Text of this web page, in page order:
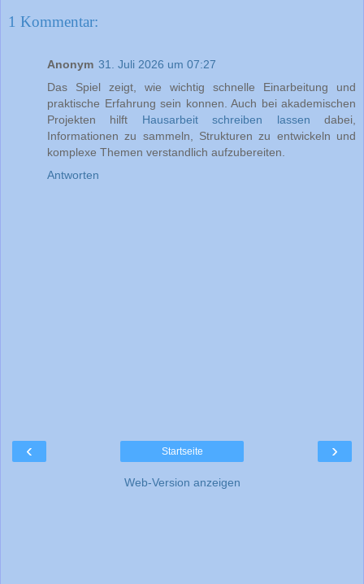
1 Kommentar:
Anonym 31. Juli 2026 um 07:27
Das Spiel zeigt, wie wichtig schnelle Einarbeitung und
praktische Erfahrung sein konnen. Auch bei akademischen
Projekten hilft Hausarbeit schreiben lassen dabei,
Informationen zu sammeln, Strukturen zu entwickeln und
komplexe Themen verstandlich aufzubereiten.
Antworten
‹ ›
Startseite
Web-Version anzeigen